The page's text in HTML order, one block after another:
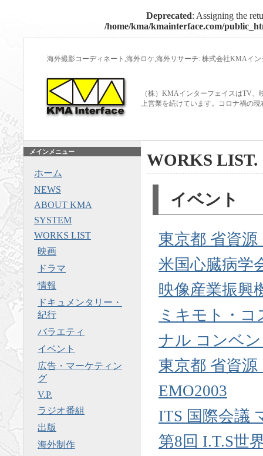
Deprecated: Assigning the
/home/kma/kmainterface.com/
海外撮影コーディネート,海外ロケ,海外リサーチ: 株式会社KMAイ
（株）KMAインターフェイスはTV
上営業を続けています。コロナ禍の
WORKS LIST.
イベント
東京都 省資
米国心臓病学
映像産業振興
ミキモト・
ナル コンベ
東京都 省資
EMO2003
ITS 国際会議
第8回 I.T.S世
メインメニュー
ホーム
NEWS
ABOUT KMA
SYSTEM
WORKS LIST
映画
ドラマ
情報
ドキュメンタリー・
紀行
バラエティ
イベント
広告・マーケティン
グ
V.P.
ラジオ番組
出版
海外制作